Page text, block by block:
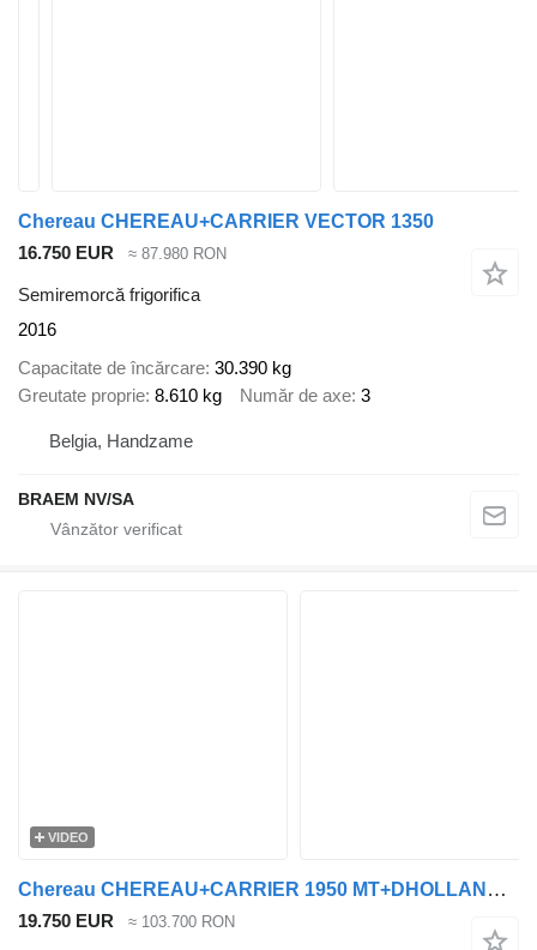
Chereau CHEREAU+CARRIER VECTOR 1350
16.750 EUR
≈ 87.980 RON
Semiremorcă frigorifica
2016
Capacitate de încărcare 30.390 kg
Greutate proprie 8.610 kg Număr de axe 3
Belgia, Handzame
BRAEM NV/SA
VIDEO
Chereau CHEREAU+CARRIER 1950 MT+DHOLLANDIA 2.5T
19.750 EUR ≈ 103.700 RON